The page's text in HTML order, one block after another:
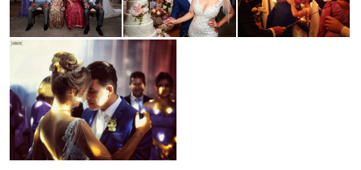
Guardar